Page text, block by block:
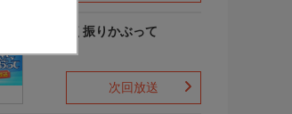
おおきく振りかぶって
次回放送